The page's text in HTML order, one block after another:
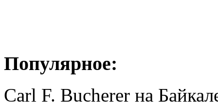
Популярное:
Carl F. Bucherer на